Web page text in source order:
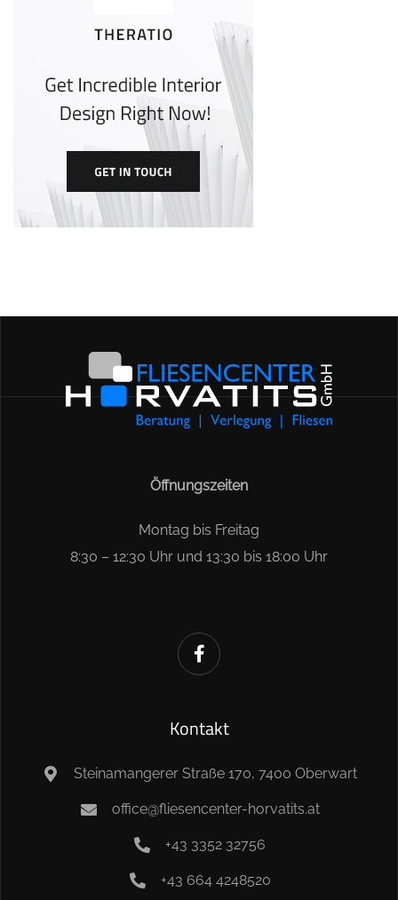
Öffnungszeiten
Montag bis Freitag
8:30 – 12:30 Uhr und 13:30 bis 18:00 Uhr
Kontakt
Steinamangerer Straße 170, 7400 Oberwart
office@fliesencenter-horvatits.at
+43 3352 32756
+43 664 4248520